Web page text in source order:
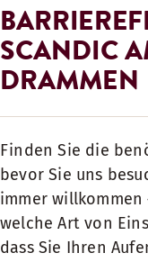
SCANDIC
DRAMMEN
Finden Sie die
bevor Sie uns
immer willkommen
welche Art von
dass Sie Ihren